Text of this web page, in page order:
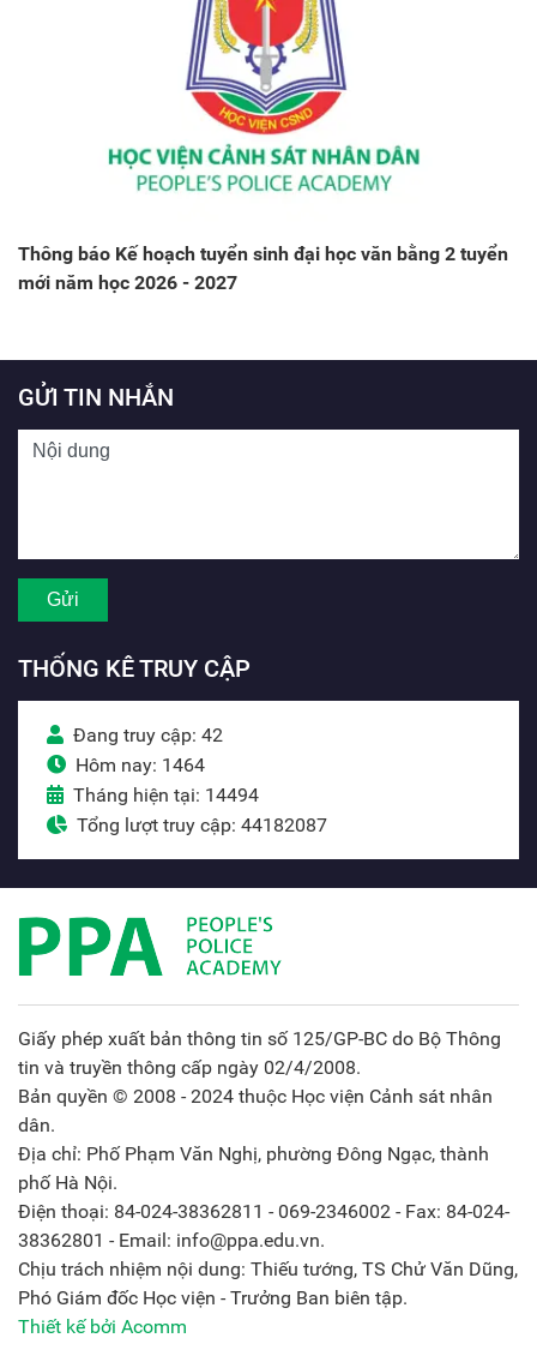
Thông báo Kế hoạch tuyển sinh đại học văn bằng 2 tuyển
mới năm học 2026 - 2027
GỬI TIN NHẮN
THỐNG KÊ TRUY CẬP
Đang truy cập: 42
Hôm nay: 1464
Tháng hiện tại: 14494
Tổng lượt truy cập: 44182087
Giấy phép xuất bản thông tin số 125/GP-BC do Bộ Thông
tin và truyền thông cấp ngày 02/4/2008.
Bản quyền © 2008 - 2024 thuộc Học viện Cảnh sát nhân
dân.
Địa chỉ: Phố Phạm Văn Nghị, phường Đông Ngạc, thành
phố Hà Nội.
Điện thoại: 84-024-38362811 - 069-2346002 - Fax: 84-024-
38362801 - Email: info@ppa.edu.vn.
Chịu trách nhiệm nội dung: Thiếu tướng, TS Chử Văn Dũng,
Phó Giám đốc Học viện - Trưởng Ban biên tập.
Thiết kế bởi Acomm